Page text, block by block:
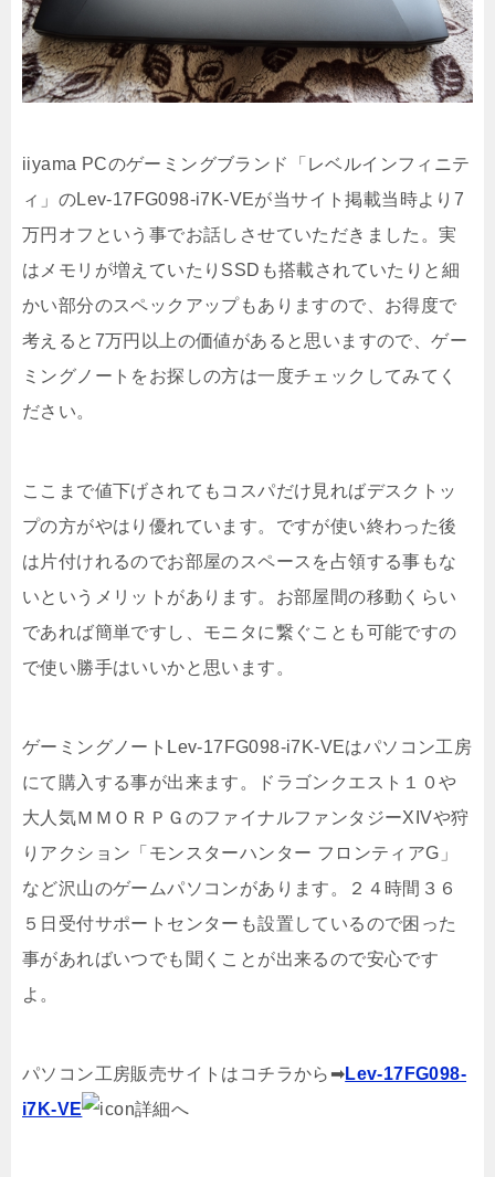
iiyama PCのゲーミングブランド「レベルインフィニテ
ィ」のLev-17FG098-i7K-VEが当サイト掲載当時より7
万円オフという事でお話しさせていただきました。実
はメモリが増えていたりSSDも搭載されていたりと細
かい部分のスペックアップもありますので、お得度で
考えると7万円以上の価値があると思いますので、ゲー
ミングノートをお探しの方は一度チェックしてみてく
ださい。
ここまで値下げされてもコスパだけ見ればデスクトッ
プの方がやはり優れています。ですが使い終わった後
は片付けれるのでお部屋のスペースを占領する事もな
いというメリットがあります。お部屋間の移動くらい
であれば簡単ですし、モニタに繋ぐことも可能ですの
で使い勝手はいいかと思います。
ゲーミングノートLev-17FG098-i7K-VEはパソコン工房
にて購入する事が出来ます。ドラゴンクエスト１０や
大人気ＭＭＯＲＰＧのファイナルファンタジーXIVや狩
りアクション「モンスターハンター フロンティアG」
など沢山のゲームパソコンがあります。２４時間３６
５日受付サポートセンターも設置しているので困った
事があればいつでも聞くことが出来るので安心です
よ。
パソコン工房販売サイトはコチラから➡Lev-17FG098-
i7K-VE
詳細へ